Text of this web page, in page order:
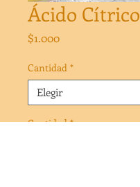
Ácido Cítrico
$1.000Precio
Cantidad *
Cantidad *